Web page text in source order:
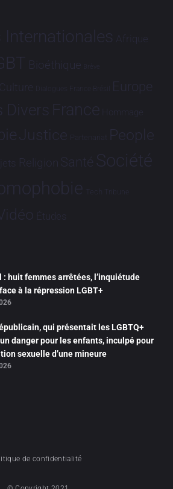
Internationales Afrique
Bioéthique Brève
Culture Dialogues France-Brésil Europe
Divers France Hommage
Justice Partenariat People
Religion Santé Société
Tech Tribune
Études
: huit femmes arrêtées, l’inquiétude
à la répression LGBT+
qui présentait les LGBTQ+
danger pour les enfants, inculpé pour
sexuelle d’une mineure
de confidentialité